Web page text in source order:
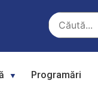
Programări